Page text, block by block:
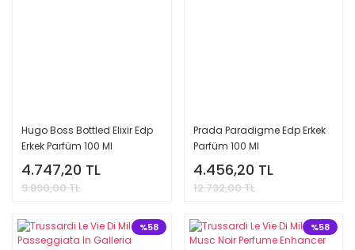
Hugo Boss Bottled Elixir Edp
Erkek Parfüm 100 Ml
4.747,20 TL
9.890,00 TL
Prada Paradigme Edp Erkek
Parfüm 100 Ml
4.456,20 TL
12.732,00 TL
%58 %58